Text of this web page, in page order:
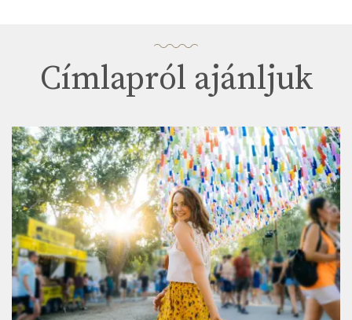
Címlapról ajánljuk